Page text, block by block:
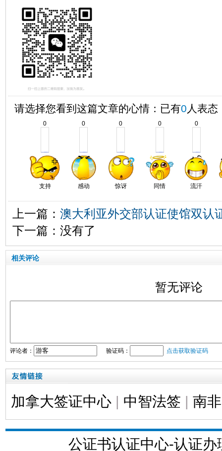
请选择您看到这篇文章的心情：已有0 人表态
0
支持
0
感动
0
惊讶
0
同情
0
流汗
上一篇： 澳大利亚外交部认证使馆双认
下一篇：没有了
相关评论
暂无评论
评论者： 验证码： 点击获取验证码
加拿大签证中心 | 中智法签 | 南
公证书认证中心-认证